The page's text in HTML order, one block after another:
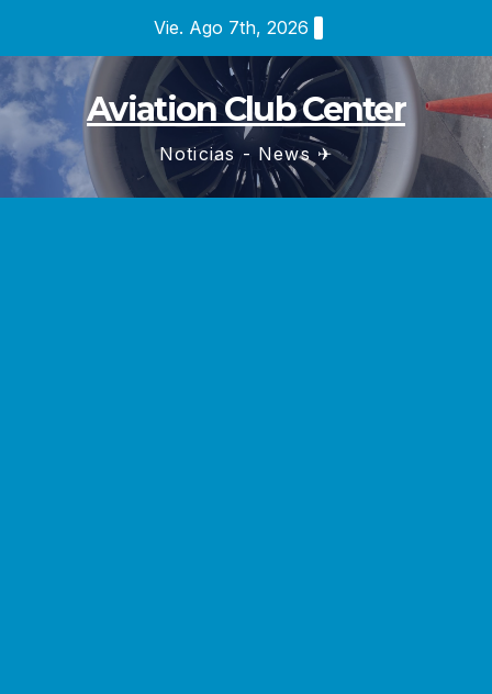
contenido
Vie. Ago 7th, 2026
Aviation Club Center
Noticias - News ✈